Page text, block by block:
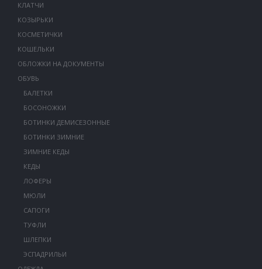
КЛАТЧИ
КОЗЫРЬКИ
КОСМЕТИЧКИ
КОШЕЛЬКИ
ОБЛОЖКИ НА ДОКУМЕНТЫ
ОБУВЬ
БАЛЕТКИ
БОСОНОЖКИ
БОТИНКИ ДЕМИСЕЗОННЫЕ
БОТИНКИ ЗИМНИЕ
ЗИМНИЕ КЕДЫ
КЕДЫ
ЛОФЕРЫ
МЮЛИ
САПОГИ
ТУФЛИ
ШЛЕПКИ
ЭСПАДРИЛЬИ